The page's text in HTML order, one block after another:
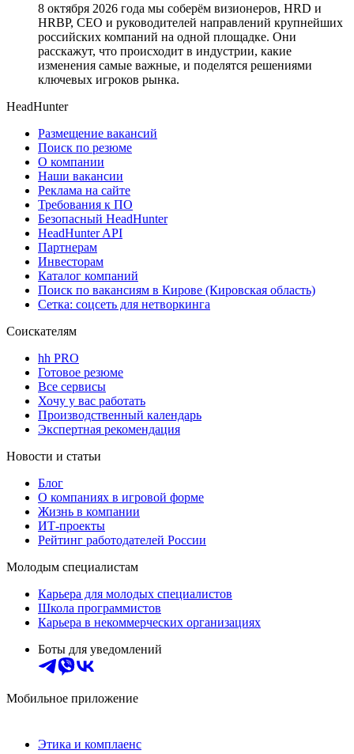
8 октября 2026 года мы соберём визионеров, HRD и
HRBP, СЕО и руководителей направлений крупнейших
российских компаний на одной площадке. Они
расскажут, что происходит в индустрии, какие
изменения самые важные, и поделятся решениями
ключевых игроков рынка.
HeadHunter
Размещение вакансий
Поиск по резюме
О компании
Наши вакансии
Реклама на сайте
Требования к ПО
Безопасный HeadHunter
HeadHunter API
Партнерам
Инвесторам
Каталог компаний
Поиск по вакансиям в Кирове (Кировская область)
Сетка: соцсеть для нетворкинга
Соискателям
hh PRO
Готовое резюме
Все сервисы
Хочу у вас работать
Производственный календарь
Экспертная рекомендация
Новости и статьи
Блог
О компаниях в игровой форме
Жизнь в компании
ИТ-проекты
Рейтинг работодателей России
Молодым специалистам
Карьера для молодых специалистов
Школа программистов
Карьера в некоммерческих организациях
Боты для уведомлений
Мобильное приложение
Этика и комплаенс